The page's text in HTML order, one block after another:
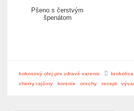
Pšeno s čerstvým
špenátom
kokosový olej pre zdravé varenie brokolica
cherry rajčiny
korenie orechy recept